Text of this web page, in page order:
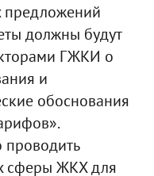
предложений
должны будут
ГЖКИ о
и
обоснования
проводить
сферы ЖКХ для